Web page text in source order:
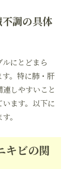
調の具体
にとどまら
。特に肺・肝
しやすいこと
ます。以下に
。
キビの関